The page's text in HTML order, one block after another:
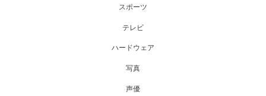
スポーツ
テレビ
ハードウェア
写真
声優